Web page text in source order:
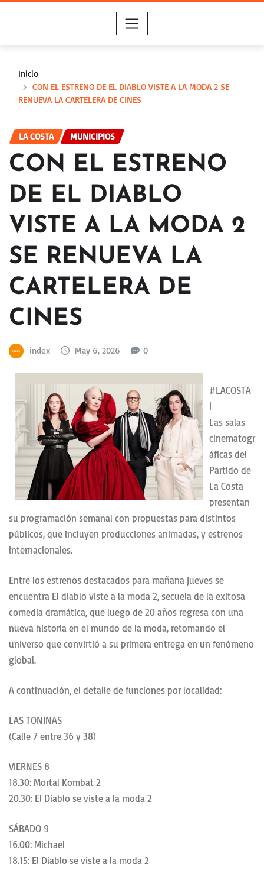
Inicio
CON EL ESTRENO DE EL DIABLO VISTE A LA MODA 2 SE
RENUEVA LA CARTELERA DE CINES
LA COSTA MUNICIPIOS
CON EL ESTRENO
DE EL DIABLO
VISTE A LA MODA 2
SE RENUEVA LA
CARTELERA DE
CINES
index May 6, 2026 0
#LACOSTA
Las salas
cinematogr
áficas del
Partido de
La Costa
presentan
su programación semanal con propuestas para distintos
públicos, que incluyen producciones animadas, y estrenos
internacionales.
Entre los estrenos destacados para mañana jueves se
encuentra El diablo viste a la moda 2, secuela de la exitosa
comedia dramática, que luego de 20 años regresa con una
nueva historia en el mundo de la moda, retomando el
universo que convirtió a su primera entrega en un fenómeno
global.
A continuación, el detalle de funciones por localidad:
LAS TONINAS
(Calle 7 entre 36 y 38)
VIERNES 8
18.30: Mortal Kombat 2
20.30: El Diablo se viste a la moda 2
SÁBADO 9
16.00: Michael
18.15: El Diablo se viste a la moda 2